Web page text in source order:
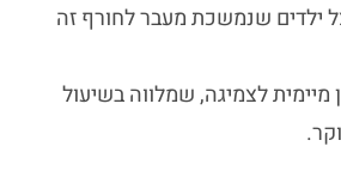
ילדים שנמשכת מעבר לחורף זה
לצמיגה, שמלווה בשיעול